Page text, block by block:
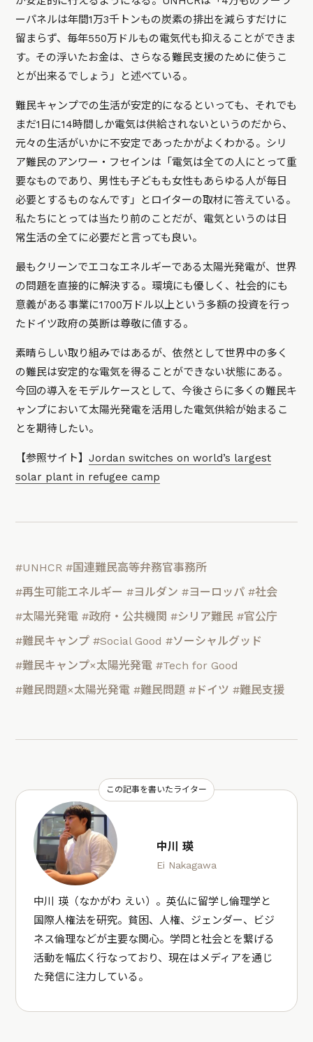
ーパネルは年間1万3千トンもの炭素の排出を減らすだけに
留まらず、毎年550万ドルもの電気代も抑えることができま
す。その浮いたお金は、さらなる難民支援のために使うこ
とが出来るでしょう」と述べている。
難民キャンプでの生活が安定的になるといっても、それでも
まだ1日に14時間しか電気は供給されないというのだから、
元々の生活がいかに不安定であったかがよくわかる。シリ
ア難民のアンワー・フセインは「電気は全ての人にとって重
要なものであり、男性も子どもも女性もあらゆる人が毎日
必要とするものなんです」とロイターの取材に答えている。
私たちにとっては当たり前のことだが、電気というのは日
常生活の全てに必要だと言っても良い。
最もクリーンでエコなエネルギーである太陽光発電が、世界
の問題を直接的に解決する。環境にも優しく、社会的にも
意義がある事業に1700万ドル以上という多額の投資を行っ
たドイツ政府の英断は尊敬に値する。
素晴らしい取り組みではあるが、依然として世界中の多く
の難民は安定的な電気を得ることができない状態にある。
今回の導入をモデルケースとして、今後さらに多くの難民キ
ャンプにおいて太陽光発電を活用した電気供給が始まるこ
とを期待したい。
【参照サイト】Jordan switches on world’s largest
solar plant in refugee camp
#UNHCR #国連難民高等弁務官事務所
#再生可能エネルギー #ヨルダン #ヨーロッパ #社会
#太陽光発電 #政府・公共機関 #シリア難民 #官公庁
#難民キャンプ #Social Good #ソーシャルグッド
#難民キャンプ×太陽光発電 #Tech for Good
#難民問題×太陽光発電 #難民問題 #ドイツ #難民支援
この記事を書いたライター
中川 瑛
Ei Nakagawa
中川 瑛（なかがわ えい）。英仏に留学し倫理学と
国際人権法を研究。貧困、人権、ジェンダー、ビジ
ネス倫理などが主要な関心。学問と社会とを繋げる
活動を幅広く行なっており、現在はメディアを通じ
た発信に注力している。